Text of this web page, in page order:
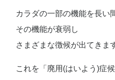
カラダの一部の機能を長い
その機能が衰弱し
さまざまな徴候が出てきま
これを「廃用(はいよう)症